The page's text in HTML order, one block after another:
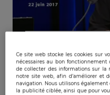
4
Vidéo -
Ce site web stocke les cookies sur
nécessaires au bon
de collecter des informations sur la
notre site web, afin d’améliorer et
navigation. Nous utilisons
la publicité ciblée, ainsi que pour